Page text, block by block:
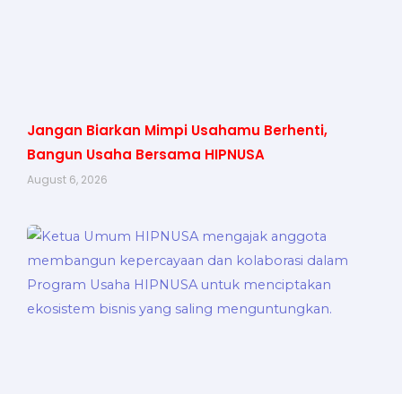
Jangan Biarkan Mimpi Usahamu Berhenti,
Bangun Usaha Bersama HIPNUSA
August 6, 2026